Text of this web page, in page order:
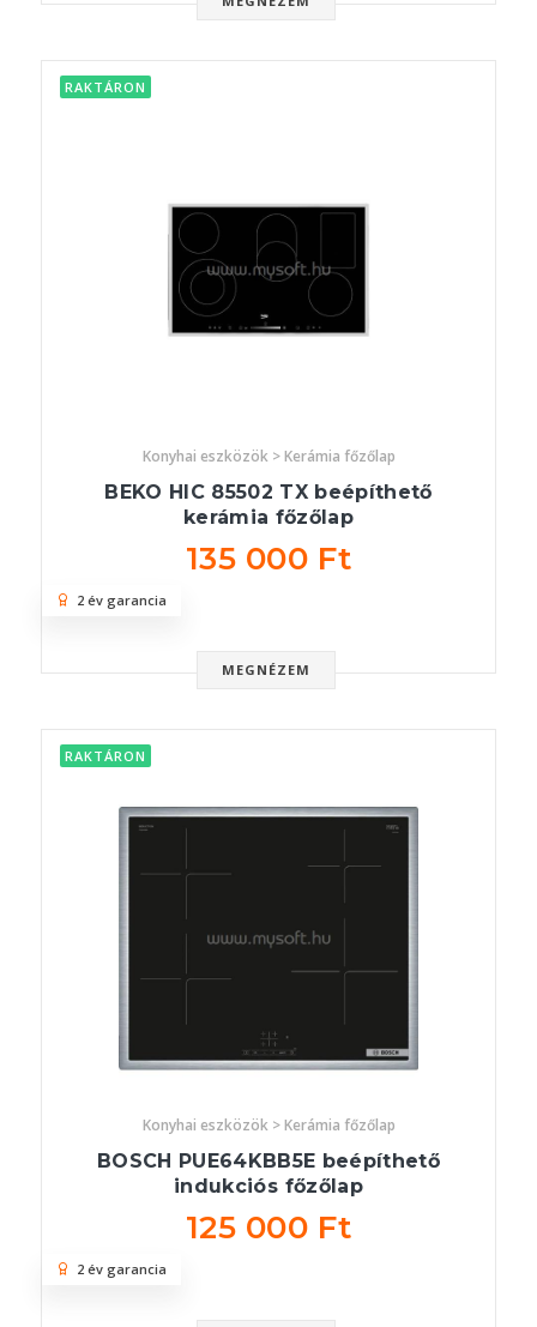
RAKTÁRON
Konyhai eszközök > Kerámia főzőlap
BEKO HIC 85502 TX beépíthető
kerámia főzőlap
135 000 Ft
MEGNÉZEM
2 év garancia
RAKTÁRON
Konyhai eszközök > Kerámia főzőlap
BOSCH PUE64KBB5E beépíthető
indukciós főzőlap
125 000 Ft
2 év garancia